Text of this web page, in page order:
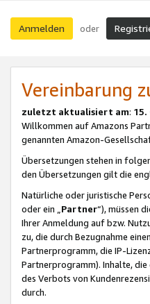
Anmelden oder
Vereinbarung
zuletzt aktualisiert am:
Willkommen auf Amazons
genannten Amazon-
Übersetzungen stehen in
den Übersetzungen gilt die
Natürliche oder juristische
oder ein „Partner“), müssen
Ihrer Anmeldung auf bzw.
zu, die durch Bezugnahme
Partnerprogramm, die IP-
Partnerprogramm). Inhalte,
des Verbots von
durch.